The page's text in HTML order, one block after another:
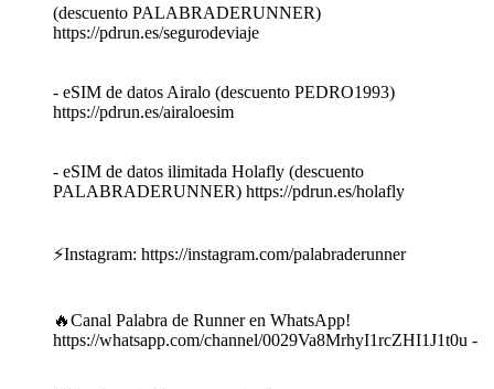
(descuento PALABRADERUNNER)
https://pdrun.es/segurodeviaje
- eSIM de datos Airalo (descuento PEDRO1993)
https://pdrun.es/airaloesim
- eSIM de datos ilimitada Holafly (descuento
PALABRADERUNNER) https://pdrun.es/holafly
⚡Instagram: https://instagram.com/palabraderunner
🔥Canal Palabra de Runner en WhatsApp!
https://whatsapp.com/channel/0029Va8MrhyI1rcZHI1J1t0u -